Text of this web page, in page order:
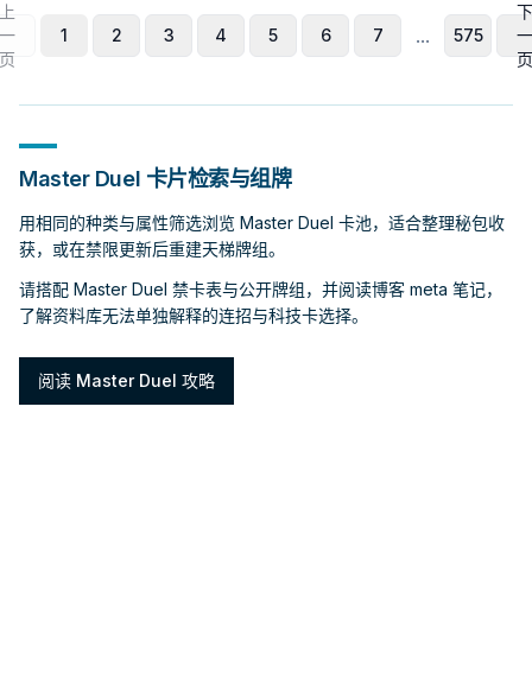
上
一
页
1 2 3 4 5 6 7 ... 575
下
一
页
Master Duel 卡片检索与组牌
用相同的种类与属性筛选浏览 Master Duel 卡池，适合整理秘包收
获，或在禁限更新后重建天梯牌组。
请搭配 Master Duel 禁卡表与公开牌组，并阅读博客 meta 笔记，
了解资料库无法单独解释的连招与科技卡选择。
阅读 Master Duel 攻略